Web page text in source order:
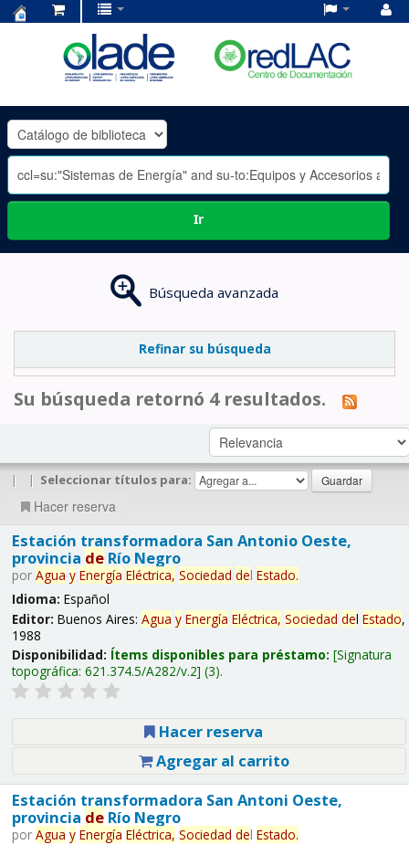
OLADE
-
Ir
Búsqueda avanzada
Refinar su búsqueda
Su búsqueda retornó 4 resultados.
| | Seleccionar títulos para:
Hacer reserva
Estación transformadora San Antonio Oeste,
provincia deRío Negro
por Agua y Energía Eléctrica, Sociedad del Estado.
Idioma: Español
Editor: Buenos Aires: Agua y Energía Eléctrica, Sociedad del Estado,
1988
Disponibilidad: Ítems disponibles para préstamo: Signatura
topográfica: 621.374.5/A282/v.2 (3).
Hacer reserva
Agregar al carrito
Estación transformadora San Antoni Oeste,
provincia deRío Negro
por Agua y Energía Eléctrica, Sociedad del Estado.